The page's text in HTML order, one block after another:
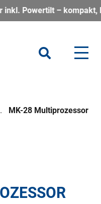
– kompakt,
MK-28 Multiprozessor